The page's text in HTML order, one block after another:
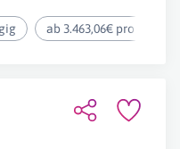
ab 3.463,06€ pro Monat